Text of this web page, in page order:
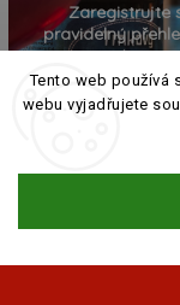
Tento web používá
webu vyjadřujete
Zaregistrujte
pravidelný